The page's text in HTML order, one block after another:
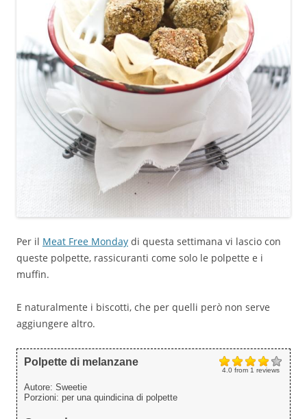
Per il Meat Free Monday di questa settimana vi lascio con
queste polpette, rassicuranti come solo le polpette e i
muffin.
E naturalmente i biscotti, che per quelli però non serve
aggiungere altro.
4.0from 1 reviews
Polpette di melanzane
Autore: Sweetie
Porzioni: per una quindicina di polpette